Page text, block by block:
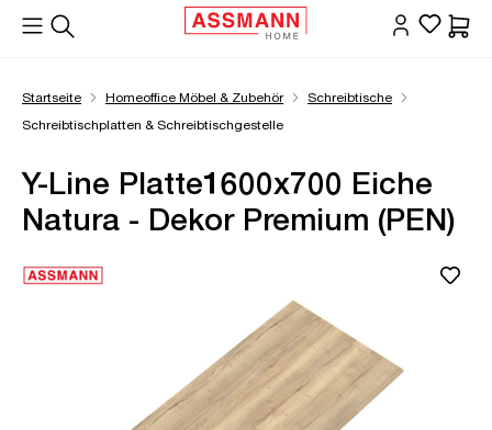
springen
Startseite Homeoffice Möbel & Zubehör
Schreibtische
Schreibtischplatten & Schreibtischgestelle
Y-Line Platte1600x700 Eiche
Natura - Dekor Premium (PEN)